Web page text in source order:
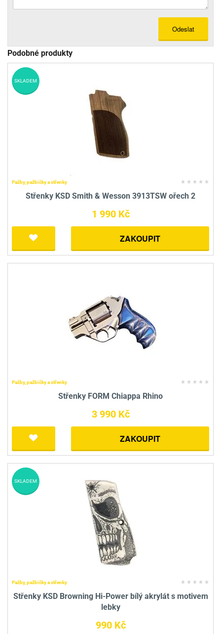
Odeslat
Podobné produkty
Pažby, pažbičky a střenky
Střenky KSD Smith & Wesson 3913TSW ořech 2
1 990 Kč
ZAKOUPIT
SKLADEM
Pažby, pažbičky a střenky
Střenky FORM Chiappa Rhino
3 990 Kč
ZAKOUPIT
Pažby, pažbičky a střenky
Střenky KSD Browning Hi-Power bílý akrylát s motivem
lebky
990 Kč
SKLADEM